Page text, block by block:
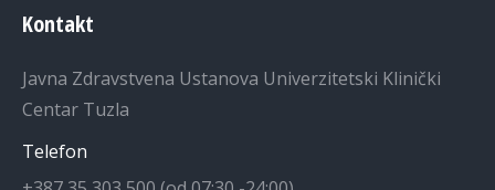
Kontakt
Javna Zdravstvena Ustanova Univerzitetski Klinički
Centar Tuzla
Telefon